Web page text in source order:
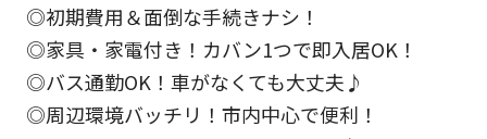
◎初期費用＆面倒な手続きナシ！
◎家具・家電付き！カバン1つで即入居OK！
◎バス通勤OK！車がなくても大丈夫♪
◎周辺環境バッチリ！市内中心で便利！